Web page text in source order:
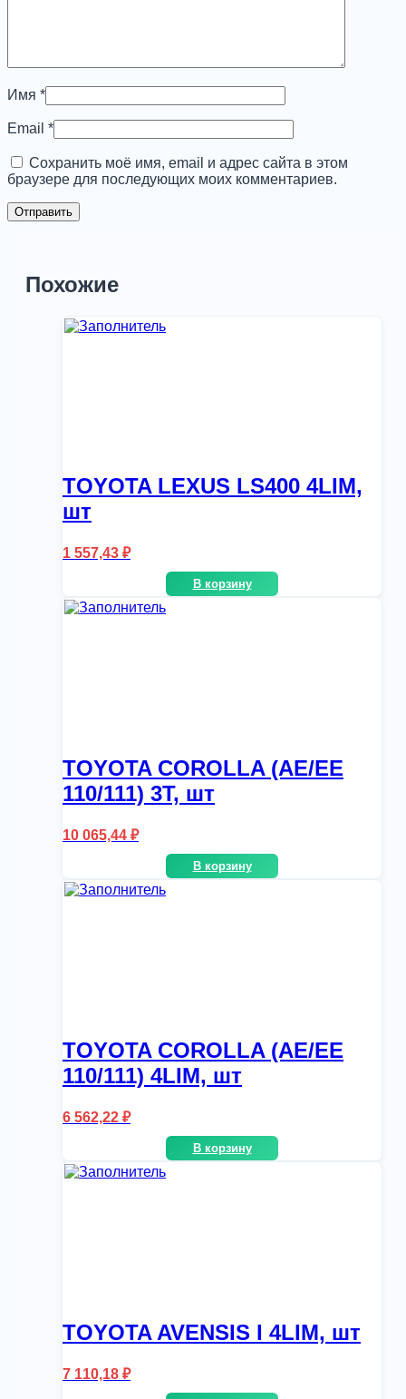
Имя *
Email *
Сохранить моё имя, email и адрес сайта в этом
браузере для последующих моих комментариев.
Похожие
TOYOTA LEXUS LS400 4LIM,
шт
1 557,43 ₽
В корзину
TOYOTA COROLLA (AE/EE
110/111) 3T, шт
10 065,44 ₽
В корзину
TOYOTA COROLLA (AE/EE
110/111) 4LIM, шт
6 562,22 ₽
В корзину
TOYOTA AVENSIS I 4LIM, шт
7 110,18 ₽